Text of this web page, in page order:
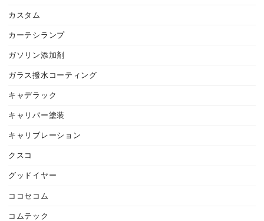
カスタム
カーテシランプ
ガソリン添加剤
ガラス撥水コーティング
キャデラック
キャリパー塗装
キャリブレーション
クスコ
グッドイヤー
ココセコム
コムテック